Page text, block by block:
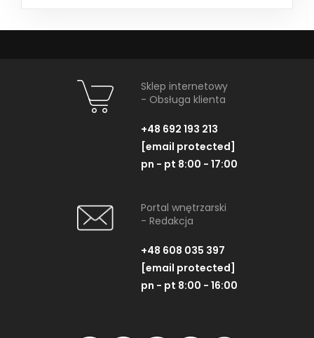
Sklep internetowy
- Obsługa klienta
+48 692 193 213
[email protected]
pn - pt 8:00 - 17:00
Portal wnętrzarski
- Redakcja
+48 608 035 397
[email protected]
pn - pt 8:00 - 16:00